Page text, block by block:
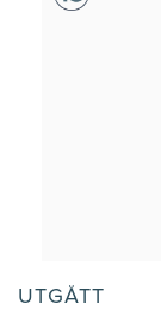
UTGÅTT